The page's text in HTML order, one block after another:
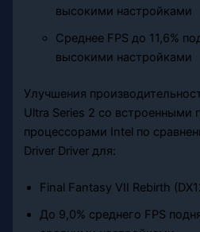
высокими настройками
Среднее FPS до 11,6%
высокими настройками
Улучшения
Ultra Series 2 со встроенными
процессорами Intel по
Driver Driver для:
Final Fantasy VII Rebirth
До 9,0% среднего FPS